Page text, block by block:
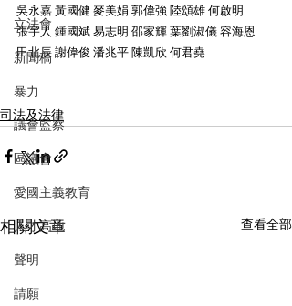
立法會
新聞稿
暴力
議會監察
區議會
愛國主義教育
人才高地
聲明
請願
吳永嘉 黃國健 麥美娟 郭偉強 陸頌雄 何啟明
張宇人 鍾國斌 易志明 邵家輝 葉劉淑儀 容海恩
田北辰 謝偉俊 潘兆平 陳凱欣 何君堯
司法及法律
相關文章 查看全部